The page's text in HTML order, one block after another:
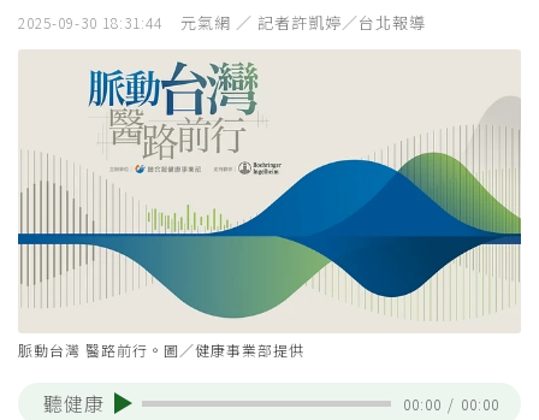
2025-09-30 18:31:44 元氣網 ／ 記者許凱婷／台北報導
脈動台灣 醫路前行。圖／健康事業部提供
聽健康 00:00 / 00:00